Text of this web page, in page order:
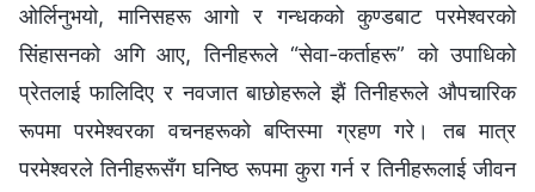
ओर्लिनुभयो, मानिसहरू आगो र गन्धकको कुण्डबाट परमेश्‍वरको
सिंहासनको अगि आए, तिनीहरूले “सेवा-कर्ताहरू” को उपाधिको
प्रेतलाई फालिदिए र नवजात बाछोहरूले झैं तिनीहरूले औपचारिक
रूपमा परमेश्‍वरका वचनहरूको बप्तिस्मा ग्रहण गरे। तब मात्र
परमेश्‍वरले तिनीहरूसँग घनिष्ठ रूपमा कुरा गर्न र तिनीहरूलाई जीवन